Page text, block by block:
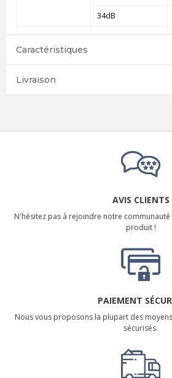
34dB
Caractéristiques
Livraison
AVIS CLIENTS
N'hésitez pas à rejoindre notre communauté
produit !
PAIEMENT
Nous vous proposons la plupart des
sécurisés.